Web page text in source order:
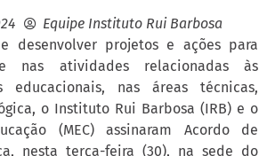
Equipe Instituto Rui Barbosa
desenvolver projetos e ações para
nas atividades relacionadas às
educacionais, nas áreas técnicas,
o Instituto Rui Barbosa (IRB) e o
(MEC) assinaram Acordo de
nesta terça-feira (30), na sede do